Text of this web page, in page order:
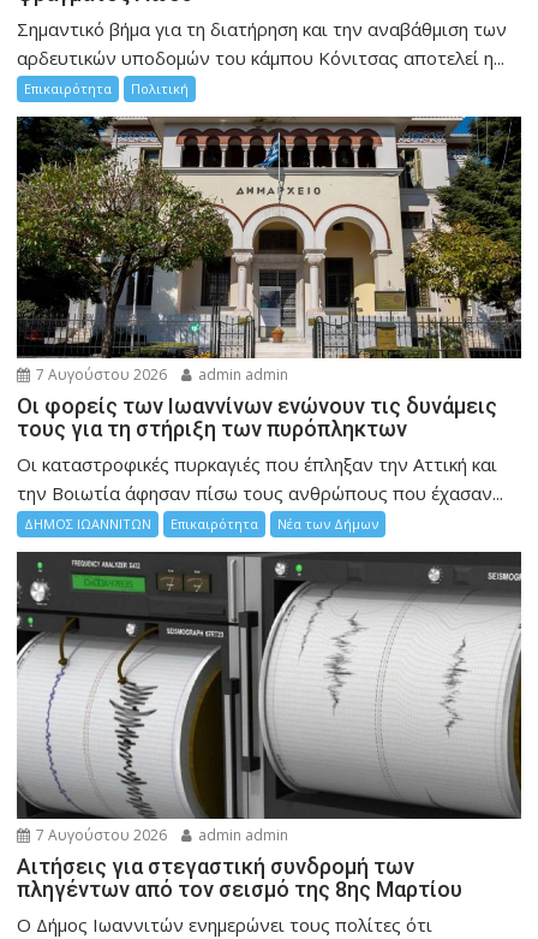
Σημαντικό βήμα για τη διατήρηση και την αναβάθμιση των
αρδευτικών υποδομών του κάμπου Κόνιτσας αποτελεί η...
Επικαιρότητα Πολιτική
7 Αυγούστου 2026 admin admin
Οι φορείς των Ιωαννίνων ενώνουν τις δυνάμεις
τους για τη στήριξη των πυρόπληκτων
Οι καταστροφικές πυρκαγιές που έπληξαν την Αττική και
την Bοιωτία άφησαν πίσω τους ανθρώπους που έχασαν...
ΔΗΜΟΣ ΙΩΑΝΝΙΤΩΝ Επικαιρότητα Νέα των Δήμων
7 Αυγούστου 2026 admin admin
Αιτήσεις για στεγαστική συνδρομή των
πληγέντων από τον σεισμό της 8ης Μαρτίου
Ο Δήμος Ιωαννιτών ενημερώνει τους πολίτες ότι